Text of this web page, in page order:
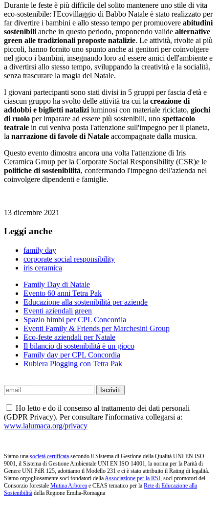
Durante le feste è più difficile del solito mantenere uno stile di vita
eco-sostenibile: l'Ecovillaggio di Babbo Natale è stato realizzato per
far divertire i bambini e allo stesso tempo per promuovere abitudini
sostenibili anche in questo periodo, proponendo valide alternative
green alle tradizionali proposte natalizie. Le attività, rivolte ai più
piccoli, hanno fornito uno spunto anche ai genitori per coinvolgere
nel gioco i bambini, insegnando loro ad essere amici dell'ambiente e
a divertirsi allo stesso tempo, sviluppando la creatività e la socialità,
senza trascurare la magia del Natale.
I giovani partecipanti sono stati divisi in 5 gruppi per fascia d'età e
ciascun gruppo ha svolto delle attività tra cui la creazione di
addobbi e biglietti natalizi luminosi con materiale riciclato, giochi
di ruolo per imparare ad essere più sostenibili, uno spettacolo
teatrale in cui veniva posta l'attenzione sull'impegno per il pianeta,
la narrazione di favole di Natale accompagnate dalla musica.
Questo evento dimostra ancora una volta l'attenzione di Iris
Ceramica Group per la Corporate Social Responsibility (CSR)e le
politiche di sostenibilità, confermando l'impegno dell'azienda nel
coinvolgere dipendenti e famiglie.
13 dicembre 2021
Leggi anche
family day
corporate social responsibility
iris ceramica
Family Day di Natale
Evento 60 anni Tetra Pak
Educazione alla sostenibilità per aziende
Eventi aziendali green
Spazio bimbi per CPL Concordia
Eventi Family & Friends per Marchesini Group
Eco-feste aziendali per Natale
Il bilancio di sostenibilità è un gioco
Family day per CPL Concordia
Rubiera Plogging con Tetra Pak
Ho letto e do il consenso al trattamento dei dati personali
(GDPR Privacy). Per consultare l'informativa collegarsi a:
www.lalumaca.org/privacy
Siamo una società certificata secondo il Sistema di Gestione della Qualità UNI EN ISO
9001, il Sistema di Gestione Ambientale UNI EN ISO 14001, la norma per la Parità di
Genere UNI PdR 125, adottiamo il Modello 231 e ci è stato attribuito il Rating di legalità.
Siamo orgogliosamente soci fondatori dellaAssociazione per la RSI, soci promotori del
Consorzio forestale Mutina Arborea e CEAS tematico per la Rete di Educazione alla
Sostenibilità della Regione Emilia-Romagna